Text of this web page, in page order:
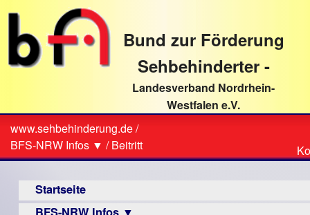
direkt
Textinhalt
Bund zur Förderung
Sehbehinderter -
Landesverband Nordrhein-
Westfalen e.V.
Sie
sind
hier
www.sehbehinderung.de/
BFS-NRW Infos ▼ /Beitritt
Startseite